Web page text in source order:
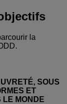
la
SOUS
ET
LE MONDE